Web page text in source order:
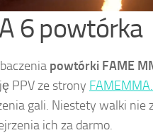
6 powtórka
powtórki FAME
PPV ze strony
gali. Niestety walki nie
ich za darmo.